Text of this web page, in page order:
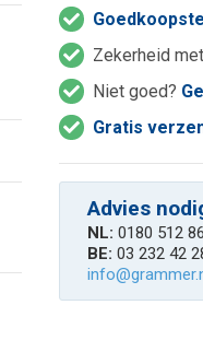
Goedkoopste
Zekerheid
Niet goed?
Gratis
Advies
NL: 0180 512
BE: 03 232 42